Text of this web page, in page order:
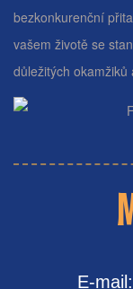
bezkonkurenční
vašem životě se
důležitých
E-